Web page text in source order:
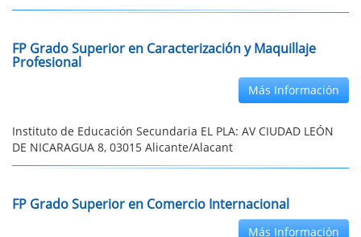
FP Grado Superior en Caracterización y Maquillaje
Profesional
Más Información
Instituto de Educación Secundaria EL PLA: AV CIUDAD LEÓN
DE NICARAGUA 8, 03015 Alicante/Alacant
FP Grado Superior en Comercio Internacional
Más Información